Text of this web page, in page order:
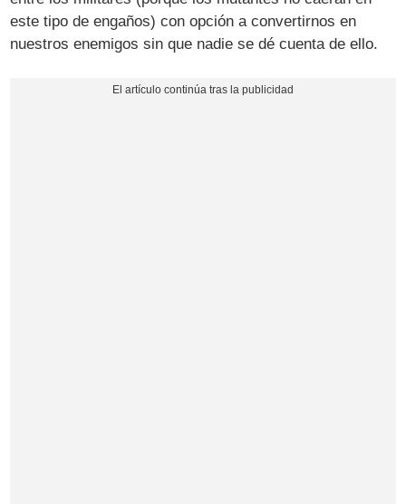
este tipo de engaños) con opción a convertirnos en
nuestros enemigos sin que nadie se dé cuenta de ello.